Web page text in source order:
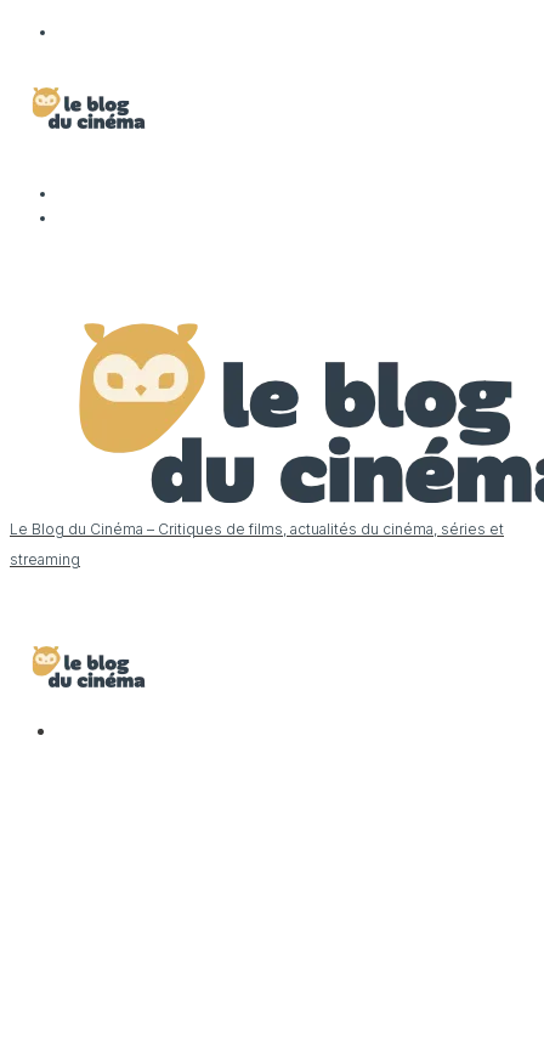
Le Blog du Cinéma – Critiques de films, actualités du cinéma, séries et
streaming